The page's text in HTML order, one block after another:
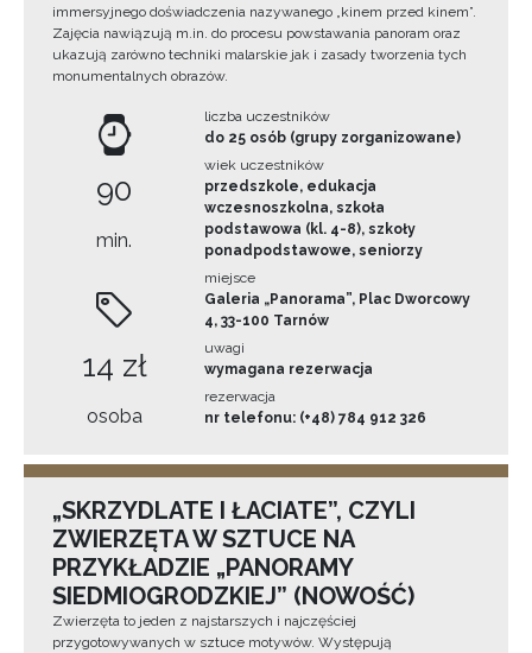
immersyjnego doświadczenia nazywanego „kinem przed kinem”.
Zajęcia nawiązują m.in. do procesu powstawania panoram oraz
ukazują zarówno techniki malarskie jak i zasady tworzenia tych
monumentalnych obrazów.
90
min.
14 zł
osoba
liczba uczestników
do 25 osób (grupy zorganizowane)
wiek uczestników
przedszkole, edukacja
wczesnoszkolna, szkoła
podstawowa (kl. 4-8), szkoły
ponadpodstawowe, seniorzy
miejsce
Galeria „Panorama”, Plac Dworcowy
4, 33-100 Tarnów
uwagi
wymagana rezerwacja
rezerwacja
nr telefonu: (+48) 784 912 326
„SKRZYDLATE I ŁACIATE”, CZYLI
ZWIERZĘTA W SZTUCE NA
PRZYKŁADZIE „PANORAMY
SIEDMIOGRODZKIEJ” (NOWOŚĆ)
Zwierzęta to jeden z najstarszych i najczęściej
przygotowywanych w sztuce motywów. Występują